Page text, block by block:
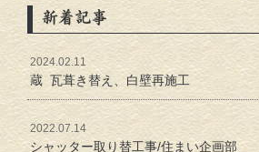
新着記事
2024.02.11
蔵 瓦葺き替え、白壁再施工
2022.07.14
シャッター取り替工事/住まい企画部